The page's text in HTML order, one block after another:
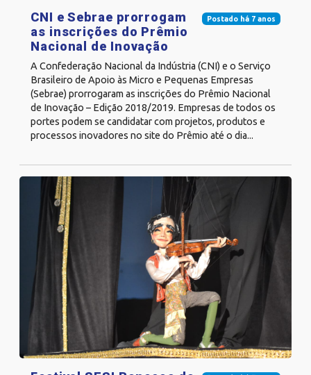
Postado há 7 anos
CNI e Sebrae prorrogam
as inscrições do Prêmio
Nacional de Inovação
A Confederação Nacional da Indústria (CNI) e o Serviço
Brasileiro de Apoio às Micro e Pequenas Empresas
(Sebrae) prorrogaram as inscrições do Prêmio Nacional
de Inovação – Edição 2018/2019. Empresas de todos os
portes podem se candidatar com projetos, produtos e
processos inovadores no site do Prêmio até o dia...